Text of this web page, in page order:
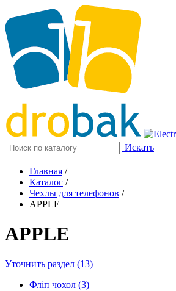
Искать
Главная /
Каталог /
Чехлы для телефонов /
APPLE
APPLE
Уточнить раздел (13)
Фліп чохол (3)